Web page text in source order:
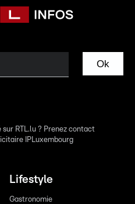
Ok
RTL.lu ? Prenez contact
IPLuxembourg
Lifestyle
Gastronomie